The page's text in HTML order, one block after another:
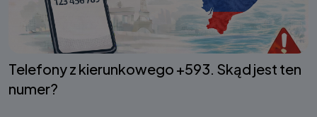
Telefony z kierunkowego +593. Skąd jest ten
numer?